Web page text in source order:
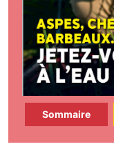
Sommaire